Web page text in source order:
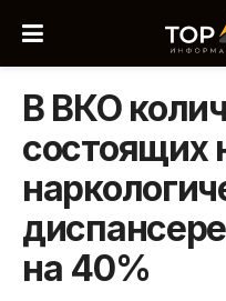
В ВКО
состоящих
на 40%